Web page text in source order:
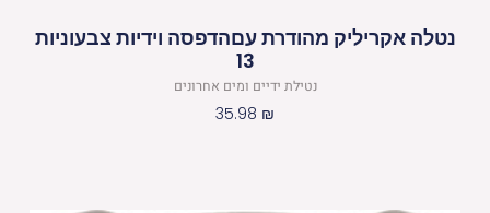
נטלה אקריליק מהודרת עםהדפסה וידיות צבעוניות
13
נטילת ידיים ומים אחרונים
35.98 ₪